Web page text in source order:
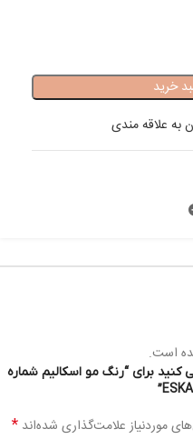
خرید
به علاقه مندی
است.
کنید برای “رنگ مو اسکالیم شماره
موردنیاز علامت‌گذاری شده‌اند *